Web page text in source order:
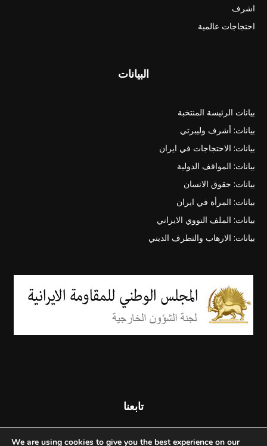
اشرف
احتجاجات عالمية
البيانات
بيانات الرئيسة المنتخبة
بيانات: أشرف وليبرتي
بيانات: الاحتجاجات في ايران
بيانات: المواقف الدولية
بيانات: حقوق الانسان
بيانات: المرأة في ايران
بيانات: الملف النووي الايراني
بيانات: الارهاب والتطرف الديني
تابعنا
We are using cookies to give you the best experience on our